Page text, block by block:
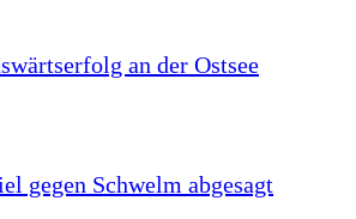
an der Ostsee
gegen Schwelm abgesagt